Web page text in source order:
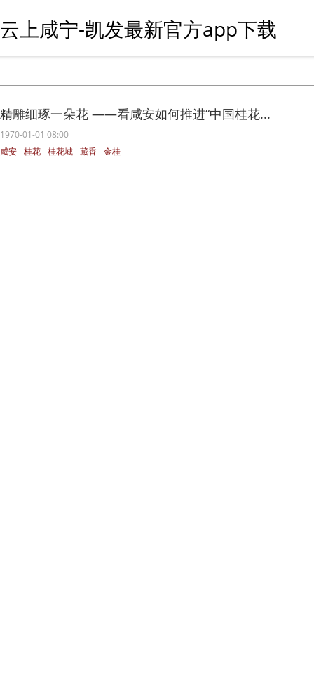
云上咸宁-凯发最新官方app下载
精雕细琢一朵花 ——看咸安如何推进“中国桂花...
1970-01-01 08:00
咸安 桂花 桂花城 藏香 金桂